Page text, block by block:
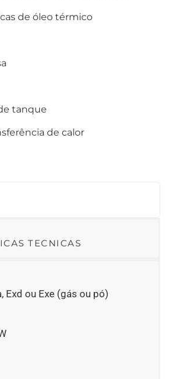
de óleo térmico
tanque
de calor
TECNICAS
Exd ou Exe (gás ou pó)